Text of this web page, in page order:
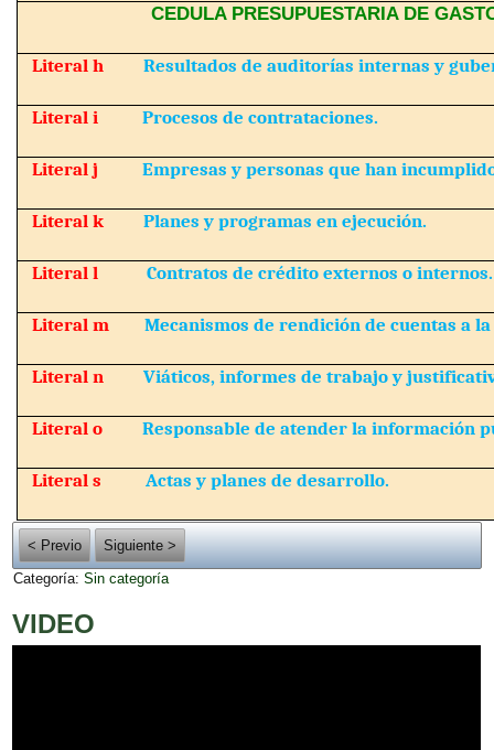
CEDULA PRESUPUESTARIA DE
Literal h Resultados de auditorías internas y
Literal i Procesos de contrataciones.
Literal j Empresas y personas que han
Literal k Planes y programas en ejecución.
Literal l Contratos de crédito externos o internos.
Literal m Mecanismos de rendición de cuentas a
Literal n Viáticos, informes de trabajo y
Literal o Responsable de atender la información
Literal s Actas y planes de desarrollo.
< Previo
Siguiente >
Categoría:Sin categoría
VIDEO